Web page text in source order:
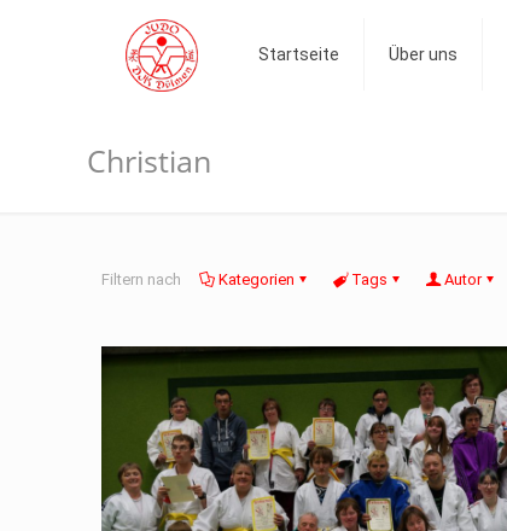
Startseite Über uns
Christian
Filtern nach Kategorien Tags Autor